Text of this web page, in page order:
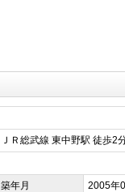
ＪＲ総武線 東中野駅 徒歩2
築年月
2005年